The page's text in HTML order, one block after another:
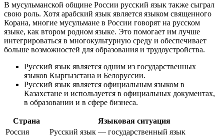
В мусульманской общине России русский язык также сыграл
свою роль. Хотя арабский язык является языком священного
Корана, многие мусульмане в России говорят на русском
языке, как втором родном языке. Это помогает им лучше
интегрироваться в многокультурную среду и обеспечивает
больше возможностей для образования и трудоустройства.
Русский язык является одним из государственных
языков Кыргызстана и Белоруссии.
Русский язык является официальным языком в
Казахстане и используется в официальных документах,
в образовании и в сфере бизнеса.
Страна
Языковая ситуация
Россия
Русский язык — государственный язык